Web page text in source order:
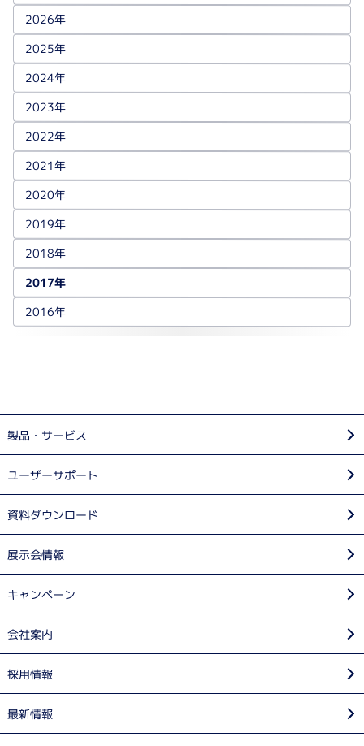
2026年
2025年
2024年
2023年
2022年
2021年
2020年
2019年
2018年
2017年
2016年
製品・サービス
ユーザーサポート
資料ダウンロード
展示会情報
キャンペーン
会社案内
採用情報
最新情報